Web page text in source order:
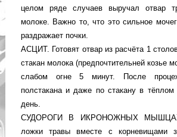
целом ряде случаев выручал отвар
молоке. Важно то, что это сильное
раздражает почки.
АСЦИТ. Готовят отвар из расчёта 1
стакан молока (предпочтительней козье
слабом огне 5 минут. После
полстакана и даже по стакану в
день.
СУДОРОГИ В ИКРОНОЖНЫХ
ложки травы вместе с корневищами